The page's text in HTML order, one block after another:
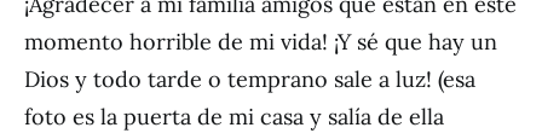
momento horrible de mi vida! ¡Y sé que hay un
Dios y todo tarde o temprano sale a luz! (esa
foto es la puerta de mi casa y salía de ella